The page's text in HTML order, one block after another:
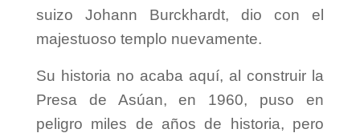
suizo Johann Burckhardt, dio con el
majestuoso templo nuevamente.
Su historia no acaba aquí, al construir la
Presa de Asúan, en 1960, puso en
peligro miles de años de historia, pero